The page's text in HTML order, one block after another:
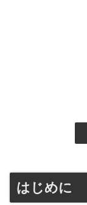
はじめに